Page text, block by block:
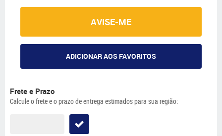
AVISE-ME
ADICIONAR AOS FAVORITOS
Frete e Prazo
Calcule o frete e o prazo de entrega estimados para sua região: